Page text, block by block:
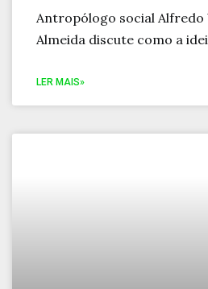
Antropólogo social Alfredo
Almeida discute como a
LER MAIS»